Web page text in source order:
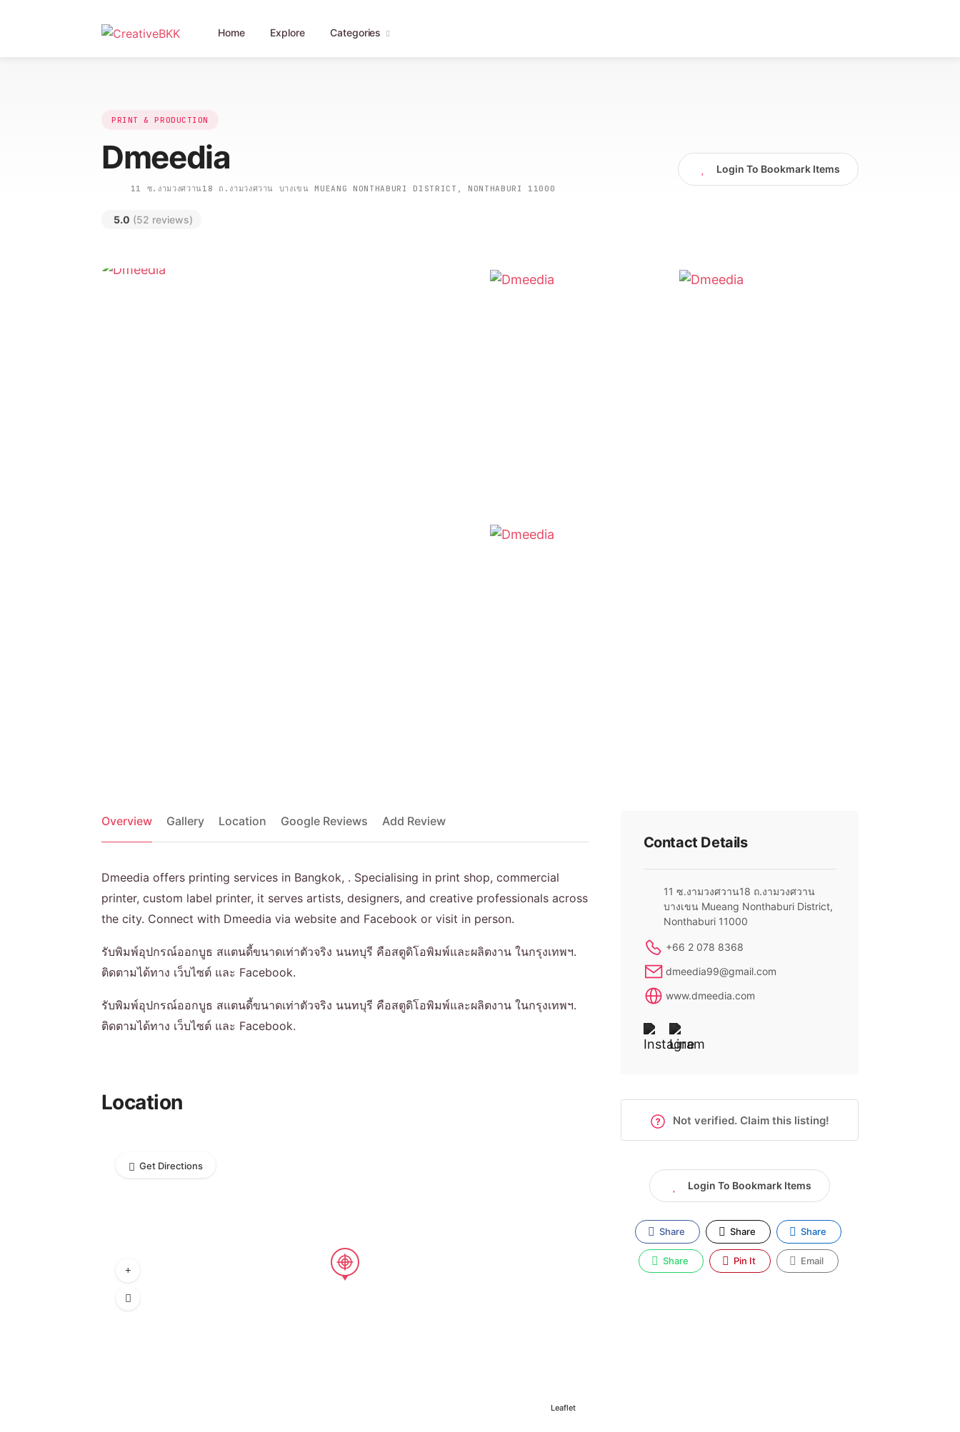
Home Explore Categories
PRINT & PRODUCTION
Dmeedia
11 ซ.งามวงศวาน18 ถ.งามวงศวาน บางเขน MUEANG NONTHABURI DISTRICT, NONTHABURI 11000
5.0 (52 reviews)
Login To Bookmark Items
Overview Gallery Location Google Reviews Add Review
Dmeedia offers printing services in Bangkok, . Specialising in print shop, commercial
printer, custom label printer, it serves artists, designers, and creative professionals across
the city. Connect with Dmeedia via website and Facebook or visit in person.
รับพิมพ์อุปกรณ์ออกบูธ สแตนดี้ขนาดเท่าตัวจริง นนทบุรี คือสตูดิโอพิมพ์และผลิตงาน ในกรุงเทพฯ.
ติดตามได้ทาง เว็บไซต์ และ Facebook.
รับพิมพ์อุปกรณ์ออกบูธ สแตนดี้ขนาดเท่าตัวจริง นนทบุรี คือสตูดิโอพิมพ์และผลิตงาน ในกรุงเทพฯ.
ติดตามได้ทาง เว็บไซต์ และ Facebook.
Location
Leaflet
Get Directions
Contact Details
11 ซ.งามวงศวาน18 ถ.งามวงศวาน
บางเขน Mueang Nonthaburi District,
Nonthaburi 11000
+66 2 078 8368
dmeedia99@gmail.com
www.dmeedia.com
Not verified. Claim this listing!
Login To Bookmark Items
Share Share Share
Share Pin It Email